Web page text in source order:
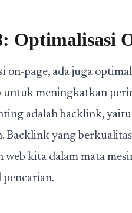
Optimalisasi
on-page, ada juga
untuk meningkatkan
adalah backlink,
Backlink yang
web kita dalam mata